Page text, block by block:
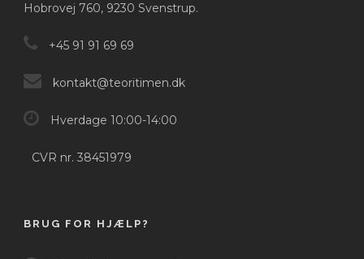
Hobrovej 760, 9230 Svenstrup.
+45 91 91 69 69
kontakt@teoritimen.dk
Hverdage 10:00-14:00
CVR nr. 38451979
BRUG FOR HJÆLP?